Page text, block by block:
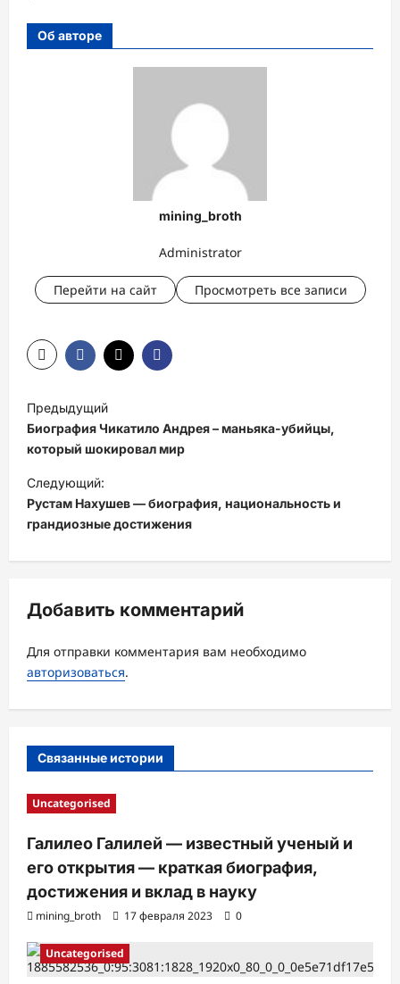
Об авторе
mining_broth
Administrator
Перейти на сайт Просмотреть все записи
а
в
и
г
а
ц
я
з
а
Предыдущий
Биография Чикатило Андрея – маньяка-убийцы,
который шокировал мир
Следующий:
Рустам Нахушев — биография, национальность и
грандиозные достижения
Добавить комментарий
Для отправки комментария вам необходимо
авторизоваться.
Связанные истории
Uncategorised
Галилео Галилей — известный ученый и
его открытия — краткая биография,
достижения и вклад в науку
mining_broth 17 февраля 2023 0
Uncategorised